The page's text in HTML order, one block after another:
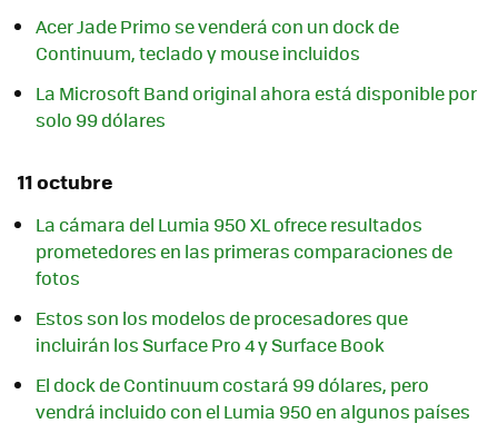
Acer Jade Primo se venderá con un dock de
Continuum, teclado y mouse incluidos
La Microsoft Band original ahora está disponible por
solo 99 dólares
11 octubre
La cámara del Lumia 950 XL ofrece resultados
prometedores en las primeras comparaciones de
fotos
Estos son los modelos de procesadores que
incluirán los Surface Pro 4 y Surface Book
El dock de Continuum costará 99 dólares, pero
vendrá incluido con el Lumia 950 en algunos países